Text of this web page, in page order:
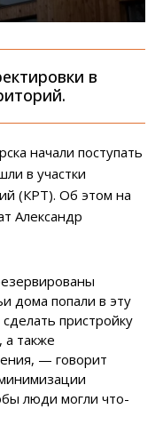
в
начали поступать
в участки
(КРТ). Об этом на
Александр
дома попали в эту
пристройку
а также
— говорит
люди могли что-